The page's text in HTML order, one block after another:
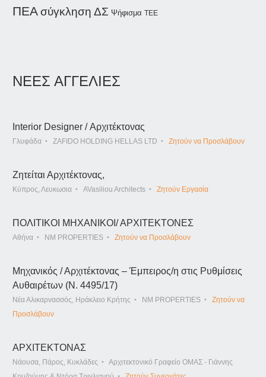
ΠΕΑ σύγκληση ΔΣ Ψήφισμα ΤΕΕ
ΝΕΕΣ ΑΓΓΕΛΙΕΣ
Interior Designer / Αρχιτέκτονας
Γλυφάδα ZAFIDO HOLDING HELLAS LTD Ζητούν να Προσλάβουν
Ζητείται Αρχιτέκτονας,
Κύπρος, Λευκωσια AVasiliou Architects Ζητούν Εργασία
ΠΟΛΙΤΙΚΟΙ ΜΗΧΑΝΙΚΟΙ/ ΑΡΧΙΤΕΚΤΟΝΕΣ
Αθήνα NM PROPERTIES Ζητούν να Προσλάβουν
Μηχανικός / Αρχιτέκτονας – Έμπειρος/η στις Ρυθμίσεις
Αυθαιρέτων (Ν. 4495/17)
Νέα Αλικαρνασσός, Ηράκλειο Κρήτης NM PROPERTIES
Ζητούν να
Προσλάβουν
ΑΡΧΙΤΕΚΤΟΝΑΣ
Νάουσα, Πάρος, Κυκλάδες
Αρχιτεκτονικό Γραφείο ΟΜΑΣ - Γιάννης